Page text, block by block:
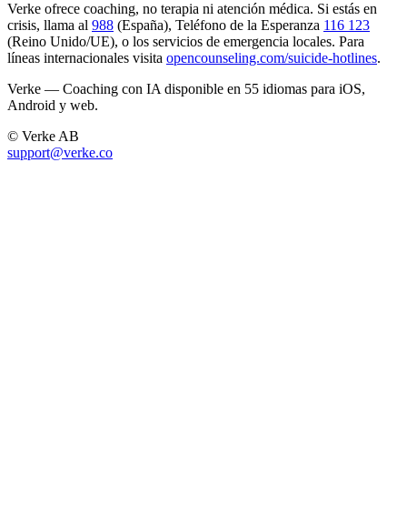
Verke ofrece coaching, no terapia ni atención médica. Si estás en
crisis, llama al 988 (España), Teléfono de la Esperanza 116 123
(Reino Unido/UE), o los servicios de emergencia locales. Para
líneas internacionales visita opencounseling.com/suicide-hotlines.
Verke — Coaching con IA disponible en 55 idiomas para iOS,
Android y web.
© Verke AB
support@verke.co